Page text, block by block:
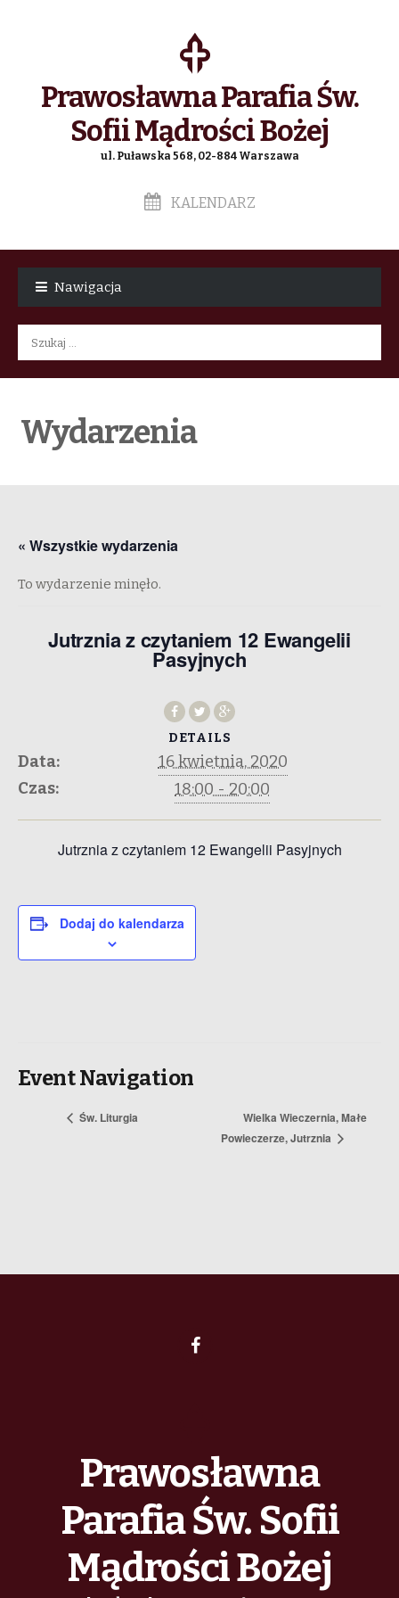
Prawosławna Parafia Św.
Sofii Mądrości Bożej
ul. Puławska 568, 02-884 Warszawa
KALENDARZ
Nawigacja
Szukaj:
Wydarzenia
« Wszystkie wydarzenia
To wydarzenie minęło.
Jutrznia z czytaniem 12 Ewangelii
Pasyjnych
DETAILS
Data:
16 kwietnia, 2020
Czas:
18:00 - 20:00
Jutrznia z czytaniem 12 Ewangelii Pasyjnych
Dodaj do kalendarza
Event Navigation
Św. Liturgia
Wielka Wieczernia, Małe
Powieczerze, Jutrznia
Prawosławna
Parafia Św. Sofii
Mądrości Bożej